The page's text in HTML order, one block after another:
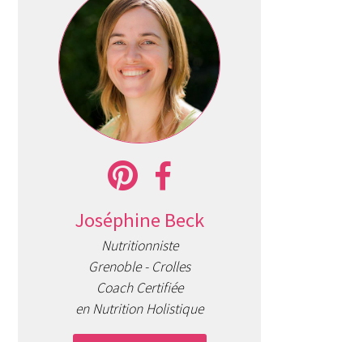
Joséphine Beck
Nutritionniste
Grenoble - Crolles
Coach Certifiée
en Nutrition Holistique